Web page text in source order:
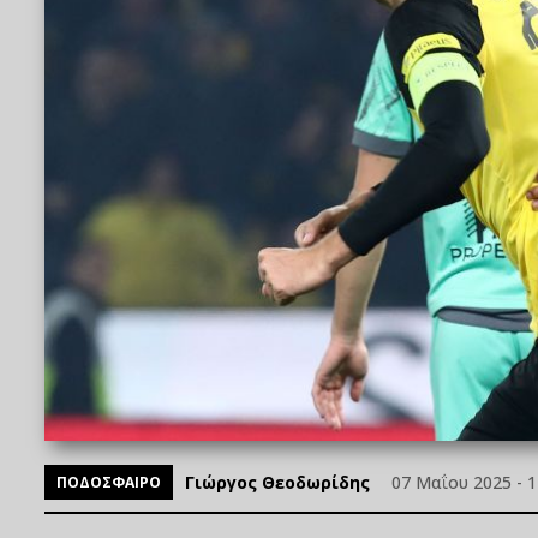
ΠΟΔΟΣΦΑΙΡΟ Γιώργος Θεοδωρίδης 07 Μαΐου 2025 -